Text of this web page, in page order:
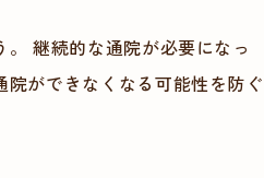
継続的な通院が必要になっ
ができなくなる可能性を防ぐ